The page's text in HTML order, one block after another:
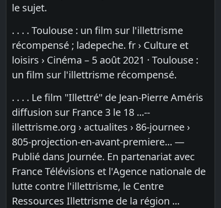
le sujet.
. . . . Toulouse : un film sur l'illettrisme
récompensé ; ladepeche. fr › Culture et
loisirs › Cinéma – 5 août 2021 · Toulouse :
un film sur l'illettrisme récompensé.
. . . . Le film "Illettré" de Jean-Pierre Améris
diffusion sur France 3 le 18 ...--
illettrisme.org › actualites › 86-journee ›
805-projection-en-avant-premiere... —
Publié dans Journée. En partenariat avec
France Télévisions et l'Agence nationale de
lutte contre l'illettrisme, le Centre
Ressources Illettrisme de la région ...